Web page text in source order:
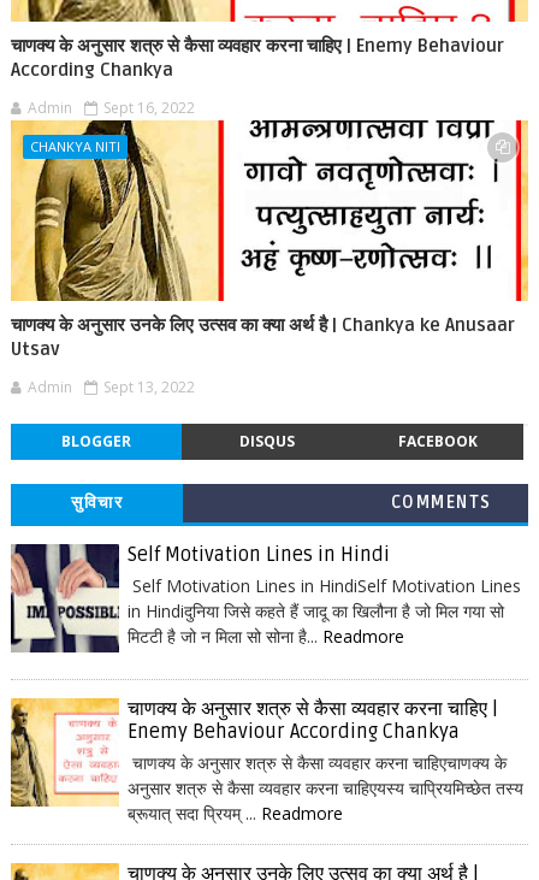
चाणक्य के अनुसार शत्रु से कैसा व्यवहार करना चाहिए | Enemy Behaviour
According Chankya
Admin Sept 16, 2022
CHANKYA NITI
चाणक्य के अनुसार उनके लिए उत्सव का क्या अर्थ है | Chankya ke Anusaar
Utsav
Admin Sept 13, 2022
BLOGGER DISQUS FACEBOOK
सुविचार COMMENTS
Self Motivation Lines in Hindi
Self Motivation Lines in HindiSelf Motivation Lines
in Hindiदुनिया जिसे कहते हैं जादू का खिलौना है जो मिल गया सो
मिटटी है जो न मिला सो सोना है... Readmore
चाणक्य के अनुसार शत्रु से कैसा व्यवहार करना चाहिए |
Enemy Behaviour According Chankya
चाणक्य के अनुसार शत्रु से कैसा व्यवहार करना चाहिएचाणक्य के
अनुसार शत्रु से कैसा व्यवहार करना चाहिएयस्य चाप्रियमिच्छेत तस्य
ब्रूयात् सदा प्रियम् ... Readmore
चाणक्य के अनुसार उनके लिए उत्सव का क्या अर्थ है |